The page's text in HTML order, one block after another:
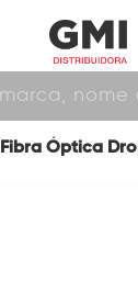
Fibra Óptica